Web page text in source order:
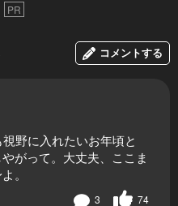
PR
コメントする
野に入れたいお年頃と
がって。大丈夫、ここま
。
74
3